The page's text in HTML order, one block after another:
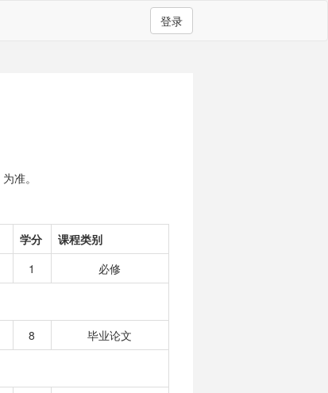
登录
为准。
学分
课程类别
1 必修
8 毕业论文